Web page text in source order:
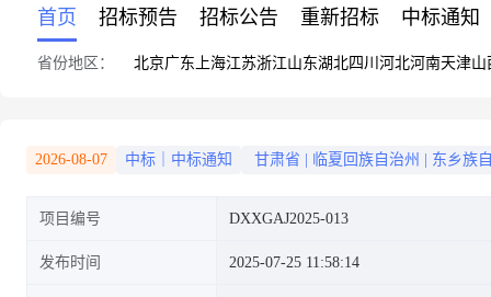
首页 招标预告 招标公告 重新招标 中标通知
省份地区： 北京广东 上海江苏浙江山东湖北四川 河北河南天津山
2026-08-07 中标｜中标通知 甘肃省 临夏回族自治州 东乡族
项目编号 DXXGAJ2025-013
发布时间 2025-07-25 11:58:14